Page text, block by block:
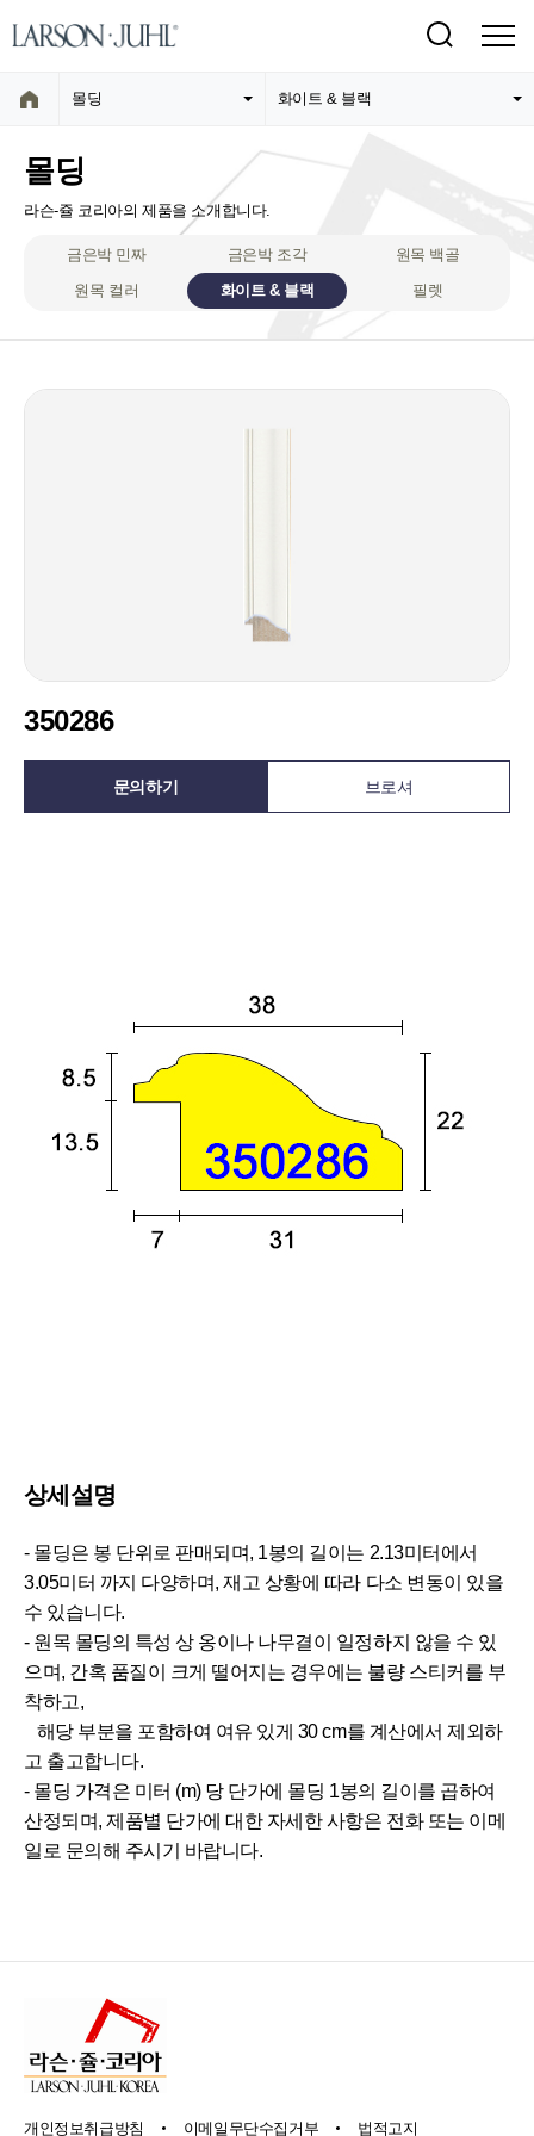
몰딩 화이트 & 블랙
몰딩
라슨-쥴 코리아의 제품을 소개합니다.
금은박 민짜 금은박 조각
원목 백골
원목 컬러
화이트 & 블랙 필렛
350286
문의하기 브로셔
상세설명
- 몰딩은 봉 단위로 판매되며, 1봉의 길이는 2.13미터에서
3.05미터 까지 다양하며, 재고 상황에 따라 다소 변동이 있을
수 있습니다.
- 원목 몰딩의 특성 상 옹이나 나무결이 일정하지 않을 수 있
으며, 간혹 품질이 크게 떨어지는 경우에는 불량 스티커를 부
착하고,
해당 부분을 포함하여 여유 있게 30 cm를 계산에서 제외하
고 출고합니다.
- 몰딩 가격은 미터 (m) 당 단가에 몰딩 1봉의 길이를 곱하여
산정되며, 제품별 단가에 대한 자세한 사항은 전화 또는 이메
일로 문의해 주시기 바랍니다.
개인정보취급방침 이메일무단수집거부 법적고지